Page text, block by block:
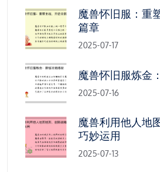
魔兽怀旧服：重
篇章
2025-07-17
魔兽怀旧服炼金
2025-07-16
魔兽利用他人地
巧妙运用
2025-07-13